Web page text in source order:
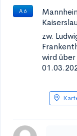
A 6
zw.
wird